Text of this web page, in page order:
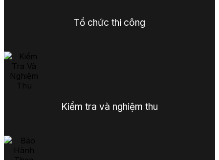
Tổ chức thi công
Kiểm tra và nghiệm thu